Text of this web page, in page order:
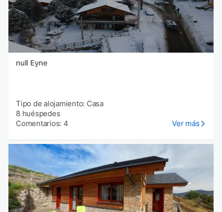
null Eyne
Tipo de alojamiento: Casa
8 huéspedes
Comentarios: 4
Ver más